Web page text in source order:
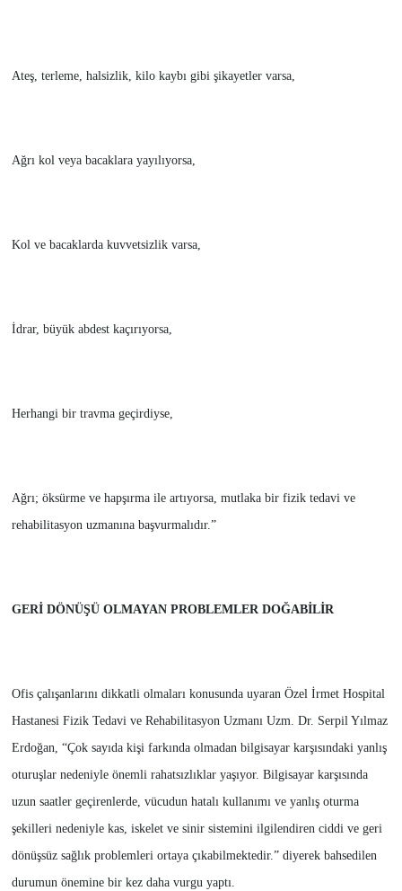
Ateş, terleme, halsizlik, kilo kaybı gibi şikayetler varsa,
Ağrı kol veya bacaklara yayılıyorsa,
Kol ve bacaklarda kuvvetsizlik varsa,
İdrar, büyük abdest kaçırıyorsa,
Herhangi bir travma geçirdiyse,
Ağrı; öksürme ve hapşırma ile artıyorsa, mutlaka bir fizik tedavi ve
rehabilitasyon uzmanına başvurmalıdır.”
GERİ DÖNÜŞÜ OLMAYAN PROBLEMLER DOĞABİLİR
Ofis çalışanlarını dikkatli olmaları konusunda uyaran Özel İrmet Hospital
Hastanesi Fizik Tedavi ve Rehabilitasyon Uzmanı Uzm. Dr. Serpil Yılmaz
Erdoğan, “Çok sayıda kişi farkında olmadan bilgisayar karşısındaki yanlış
oturuşlar nedeniyle önemli rahatsızlıklar yaşıyor. Bilgisayar karşısında
uzun saatler geçirenlerde, vücudun hatalı kullanımı ve yanlış oturma
şekilleri nedeniyle kas, iskelet ve sinir sistemini ilgilendiren ciddi ve geri
dönüşsüz sağlık problemleri ortaya çıkabilmektedir.” diyerek bahsedilen
durumun önemine bir kez daha vurgu yaptı.